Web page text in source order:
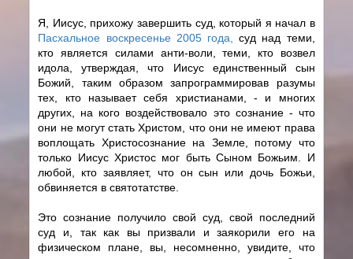
Я, Иисус, прихожу завершить суд, который я начал в
Пасхальное воскресенье 2005 года,
cуд над теми,
кто является силами анти-воли, теми, кто возвел
идола, утверждая, что Иисус единственный сын
Божий, таким образом запрограммировав разумы
тех, кто называет себя христианами, - и многих
других, на кого воздействовало это сознание - что
они не могут стать Христом, что они не имеют права
воплощать Христосознание на Земле, потому что
только Иисус Христос мог быть Сыном Божьим. И
любой, кто заявляет, что он сын или дочь Божьи,
обвиняется в святотатстве.
Это сознание получило свой суд, свой последний
суд и, так как вы призвали и заякорили его на
физическом плане, вы, несомненно, увидите, что